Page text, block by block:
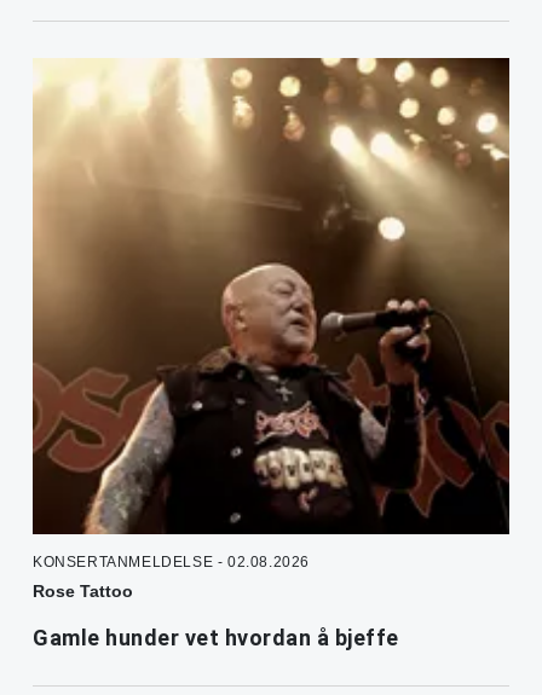
KONSERTANMELDELSE - 02.08.2026
Rose Tattoo
Gamle hunder vet hvordan å bjeffe